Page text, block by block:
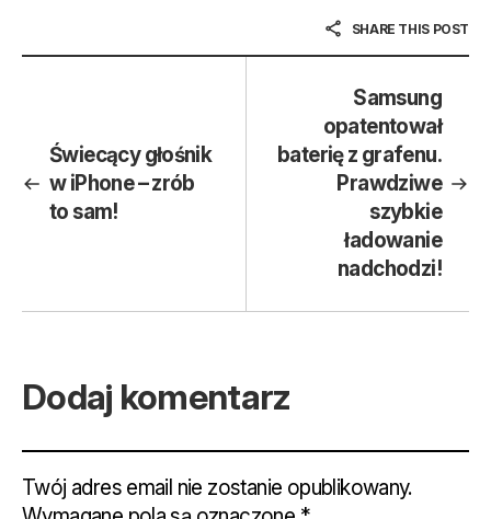
SHARE THIS POST
Świecący głośnik
w iPhone – zrób
to sam!
Samsung
opatentował
baterię z grafenu.
Prawdziwe
szybkie
ładowanie
nadchodzi!
Dodaj komentarz
Twój adres email nie zostanie opublikowany.